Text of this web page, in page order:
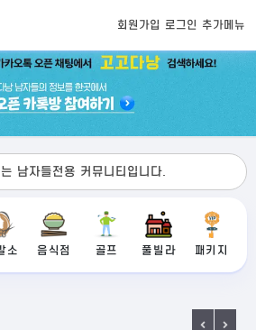
회원가입 로그인 추가메뉴
남자들전용 커뮤니티입니다.
소 음식점 골프 풀빌라 패키지